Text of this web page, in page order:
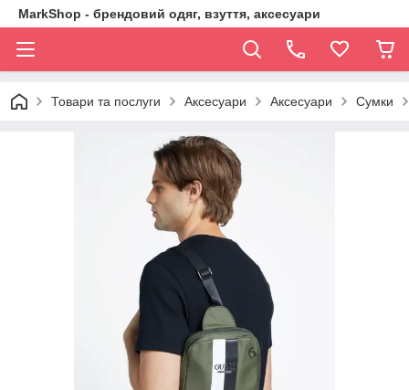
MarkShop - брендовий одяг, взуття, аксесуари
Товари та послуги Аксесуари Аксесуари Сумки